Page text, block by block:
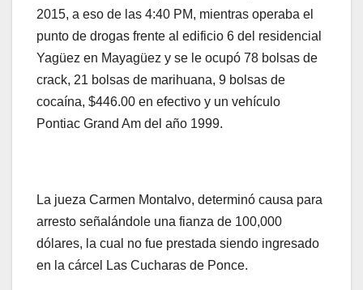
2015, a eso de las 4:40 PM, mientras operaba el
punto de drogas frente al edificio 6 del residencial
Yagüez en Mayagüez y se le ocupó 78 bolsas de
crack, 21 bolsas de marihuana, 9 bolsas de
cocaína, $446.00 en efectivo y un vehículo
Pontiac Grand Am del año 1999.
La jueza Carmen Montalvo, determinó causa para
arresto señalándole una fianza de 100,000
dólares, la cual no fue prestada siendo ingresado
en la cárcel Las Cucharas de Ponce.